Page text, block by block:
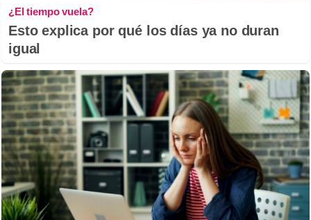
¿El tiempo vuela?
Esto explica por qué los días ya no duran
igual